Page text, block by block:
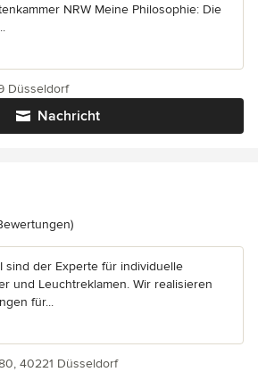
NRW Meine Philosophie: Die
Nachricht
Düsseldorf
5 von 5 Sternen
sind der Experte für individuelle
und Leuchtreklamen. Wir realisieren
für...
40221 Düsseldorf